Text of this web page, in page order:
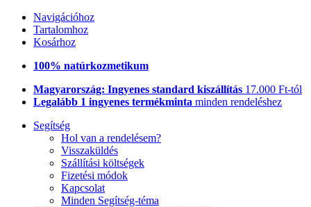
Navigációhoz
Tartalomhoz
Kosárhoz
100% natúrkozmetikum
Magyarország: Ingyenes standard kiszállítás 17.000 Ft-tól
Legalább 1 ingyenes termékminta minden rendeléshez
Segítség
Hol van a rendelésem?
Visszaküldés
Szállítási költségek
Fizetési módok
Kapcsolat
Minden Segítség-téma